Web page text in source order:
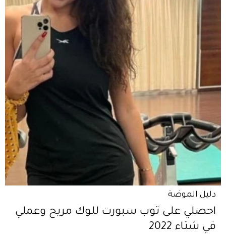
دليل الموضة
احصلي على توب سبورت للوك مريح وعملي
في شتاء 2022